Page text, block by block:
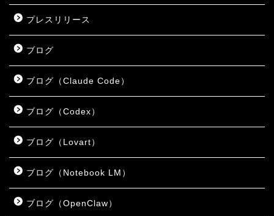
プレスリリース
ブログ
ブログ（Claude Code）
ブログ（Codex）
ブログ（Lovart）
ブログ（Notebook LM）
ブログ（OpenClaw）